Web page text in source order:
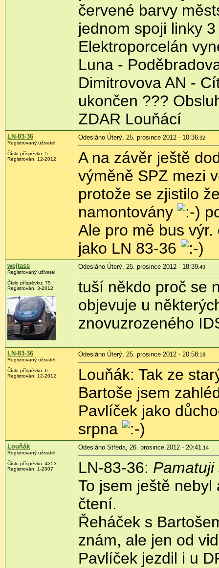
červené barvy
jednom spoji linky
Elektroporcelán
Luna -
Dimitrovova AN -
ukončen ???
ZDAR Louňácí
LN-83-36
Registrovaný uživatel
Číslo příspěvku: 5
Registrován: 12-2012
Odesláno Úterý, 25. prosince 2012 - 10:36:32
A na závěr ještě
výměně SPZ mezi
protože se zjistilo
namontovány
Ale pro mě bus
jako LN 83-36
wejtass
Registrovaný uživatel
Číslo příspěvku: 75
Registrován: 3-2012
Odesláno Úterý, 25. prosince 2012 - 18:39:49
tuší někdo proč se
objevuje u
znovuzrozeného
LN-83-36
Registrovaný uživatel
Číslo příspěvku: 6
Registrován: 12-2012
Odesláno Úterý, 25. prosince 2012 - 20:58:18
Louňák: Tak ze
Bartoše jsem
Pavlíček jako
srpna
Louňák
Registrovaný uživatel
Číslo příspěvku: 4353
Registrován: 1-2007
Odesláno Středa, 26. prosince 2012 - 20:41:14
LN-83-36:
To jsem ještě
čtení.
Řeháček s
znám, ale jen od
Pavlíček jezdil i u